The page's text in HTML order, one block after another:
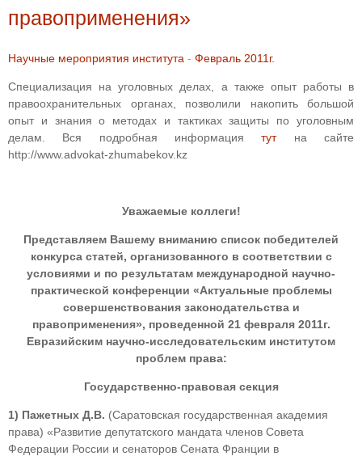
правоприменения»
Научные мероприятия института - Февраль 2011г.
Специализация на уголовных делах, а также опыт работы в
правоохранительных органах, позволили накопить большой
опыт и знания о методах и тактиках защиты по уголовным
делам. Вся подробная информациятутна сайте
http://www.advokat-zhumabekov.kz
Уважаемые коллеги!
Представляем Вашему вниманию список победителей
конкурса статей, организованного в соответствии с
условиями и по результатам международной научно-
практической конференции «Актуальные проблемы
совершенствования законодательства и
правоприменения», проведенной 21 февраля 2011г.
Евразийским научно-исследовательским институтом
проблем права:
Государственно-правовая секция
1) Пажетных Д.В. (Саратовская государственная академия
права) «Развитие депутатского мандата членов Совета
Федерации России и сенаторов Сената Франции в